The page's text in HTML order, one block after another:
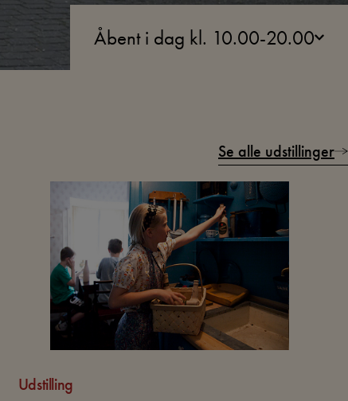
Åbent i dag kl. 10.00-20.00
Se alle udstillinger
Udstilling